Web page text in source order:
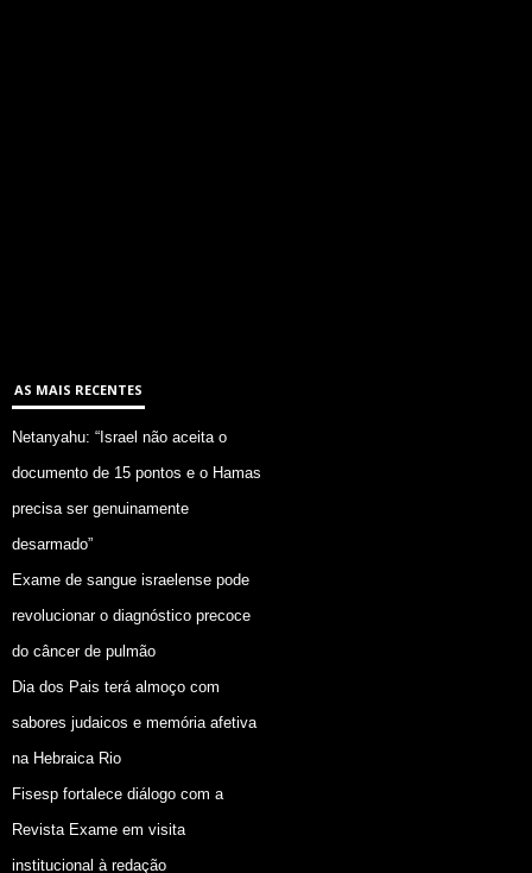
AS MAIS RECENTES
Netanyahu: “Israel não aceita o
documento de 15 pontos e o Hamas
precisa ser genuinamente
desarmado”
Exame de sangue israelense pode
revolucionar o diagnóstico precoce
do câncer de pulmão
Dia dos Pais terá almoço com
sabores judaicos e memória afetiva
na Hebraica Rio
Fisesp fortalece diálogo com a
Revista Exame em visita
institucional à redação